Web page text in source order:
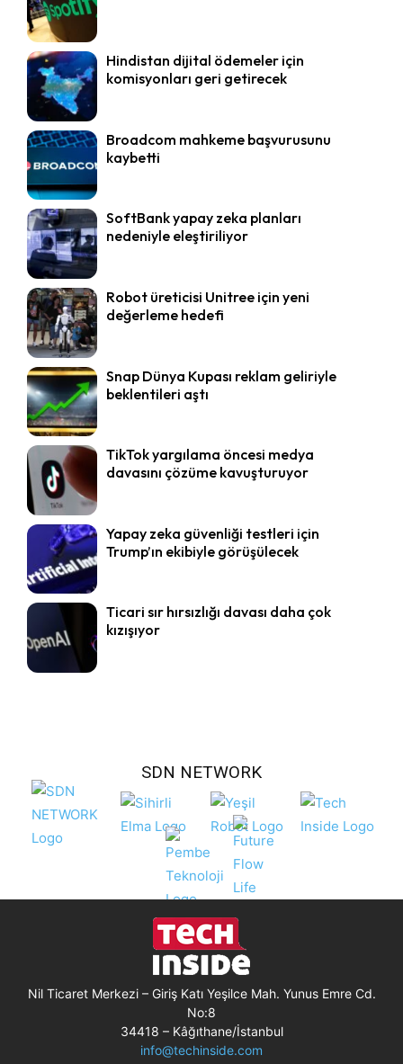
Hindistan dijital ödemeler için
komisyonları geri getirecek
Broadcom mahkeme başvurusunu
kaybetti
SoftBank yapay zeka planları
nedeniyle eleştiriliyor
Robot üreticisi Unitree için yeni
değerleme hedefi
Snap Dünya Kupası reklam geliriyle
beklentileri aştı
TikTok yargılama öncesi medya
davasını çözüme kavuşturuyor
Yapay zeka güvenliği testleri için
Trump’ın ekibiyle görüşülecek
Ticari sır hırsızlığı davası daha çok
kızışıyor
SDN NETWORK
Nil Ticaret Merkezi – Giriş Katı Yeşilce Mah. Yunus Emre Cd.
No:8
34418 – Kâğıthane/İstanbul
info@techinside.com